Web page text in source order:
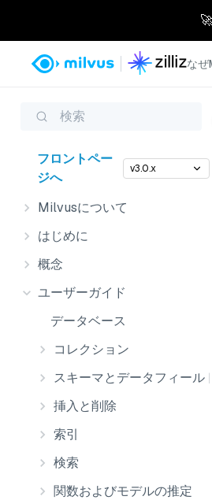
なぜ
検索
フロントペー
ジへ
v3.0.x
Milvusについて
はじめに
概念
ユーザーガイド
データベース
コレクション
スキーマとデータフィールド
挿入と削除
索引
検索
関数およびモデルの推定